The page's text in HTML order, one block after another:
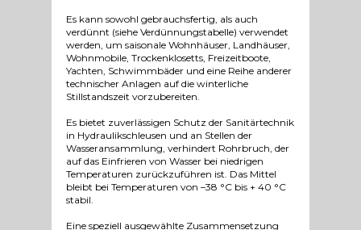
Es kann sowohl gebrauchsfertig, als auch
verdünnt (siehe Verdünnungstabelle) verwendet
werden, um saisonale Wohnhäuser, Landhäuser,
Wohnmobile, Trockenklosetts, Freizeitboote,
Yachten, Schwimmbäder und eine Reihe anderer
technischer Anlagen auf die winterliche
Stillstandszeit vorzubereiten.
Es bietet zuverlässigen Schutz der Sanitärtechnik
in Hydraulikschleusen und an Stellen der
Wasseransammlung, verhindert Rohrbruch, der
auf das Einfrieren von Wasser bei niedrigen
Temperaturen zurückzuführen ist. Das Mittel
bleibt bei Temperaturen von –38 °C bis + 40 °C
stabil.
Eine speziell ausgewählte Zusammensetzung